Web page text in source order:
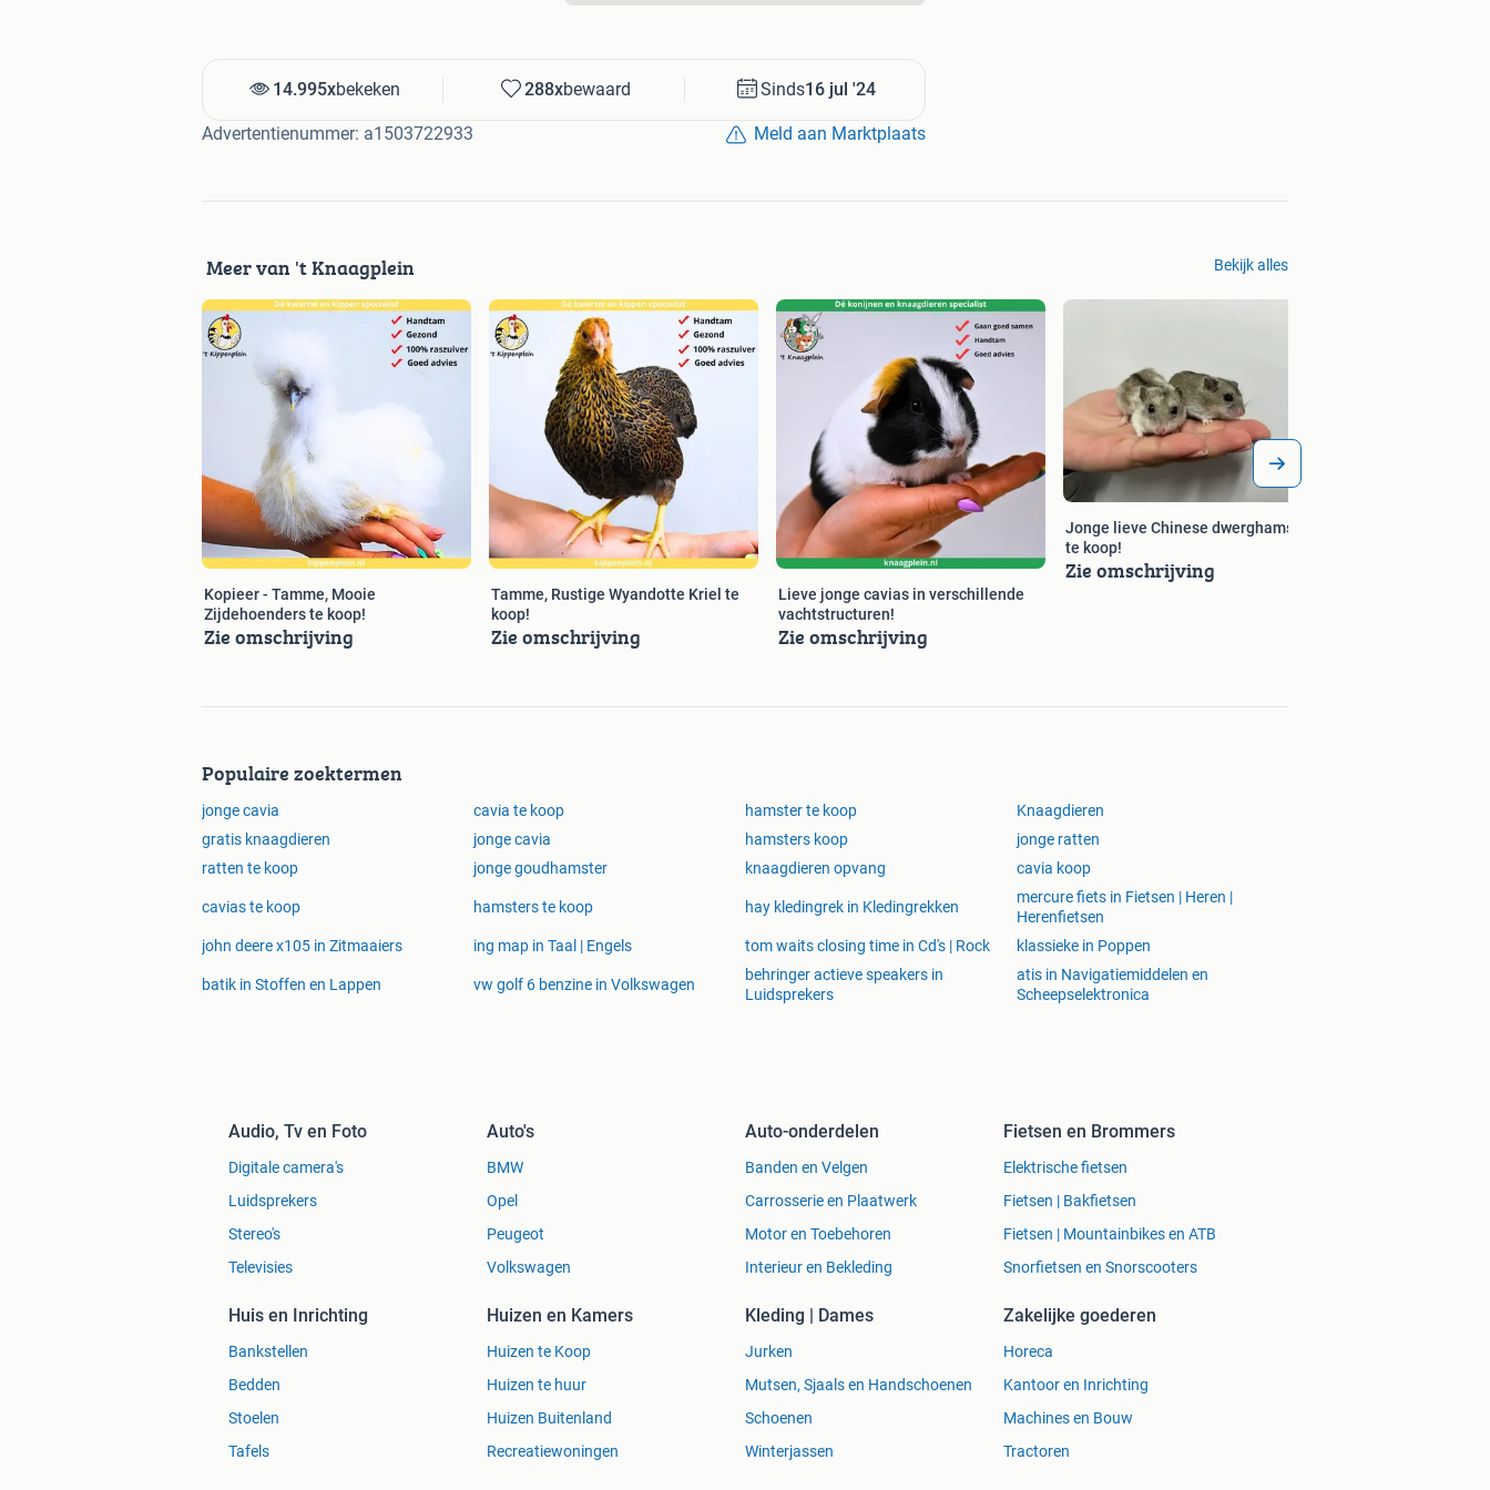
14.995xbekeken 288xbewaard Sinds16 jul '24
Advertentienummer: a1503722933 Meld aan Marktplaats
Meer van 't Knaagplein Bekijk alles
Kopieer - Tamme, Mooie
Zijdehoenders te koop!
Zie omschrijving
Tamme, Rustige Wyandotte Kriel te
koop!
Zie omschrijving
Lieve jonge cavias in verschillende
vachtstructuren!
Zie omschrijving
Jonge lieve Chinese dwerghamsters
te koop!
Zie omschrijving
Populaire zoektermen
jonge cavia cavia te koop hamster te koop
Knaagdieren
gratis knaagdieren
jonge cavia hamsters koop
jonge ratten
ratten te koop
jonge goudhamster knaagdieren opvang cavia koop
cavias te koop hamsters te koop hay kledingrek in Kledingrekken
mercure fiets in Fietsen | Heren |
Herenfietsen
john deere x105 in Zitmaaiers
ing map in Taal | Engels tom waits closing time in Cd's | Rock klassieke in Poppen
batik in Stoffen en Lappen vw golf 6 benzine in Volkswagen
behringer actieve speakers in
Luidsprekers
atis in Navigatiemiddelen en
Scheepselektronica
Audio, Tv en Foto
Digitale camera's
Luidsprekers
Stereo's
Televisies
Auto's
BMW
Opel
Peugeot
Volkswagen
Auto-onderdelen
Banden en Velgen
Carrosserie en Plaatwerk
Motor en Toebehoren
Interieur en Bekleding
Fietsen en Brommers
Elektrische fietsen
Fietsen | Bakfietsen
Fietsen | Mountainbikes en ATB
Snorfietsen en Snorscooters
Huis en Inrichting
Bankstellen
Bedden
Stoelen
Tafels
Huizen en Kamers
Huizen te Koop
Huizen te huur
Huizen Buitenland
Recreatiewoningen
Kleding | Dames
Jurken
Mutsen, Sjaals en Handschoenen
Schoenen
Winterjassen
Zakelijke goederen
Horeca
Kantoor en Inrichting
Machines en Bouw
Tractoren